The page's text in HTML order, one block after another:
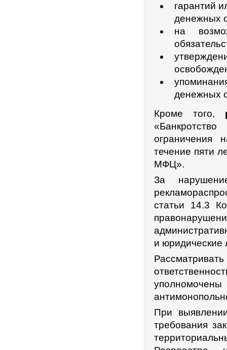
гарантий
денежных
на
денежных
Кроме того,
ограничения
течение пяти
МФЦ».
За
статьи 14.3
и юридические
При
требования